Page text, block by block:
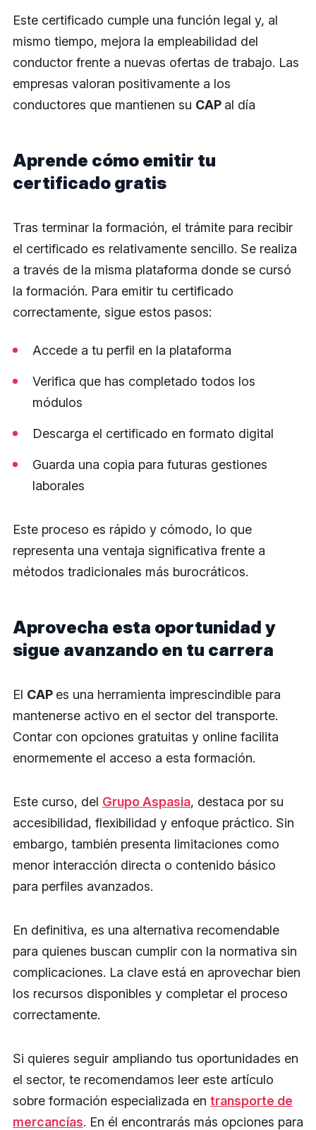
Este certificado cumple una función legal y, al
mismo tiempo, mejora la empleabilidad del
conductor frente a nuevas ofertas de trabajo. Las
empresas valoran positivamente a los
conductores que mantienen su CAP al día
Aprende cómo emitir tu
certificado gratis
Tras terminar la formación, el trámite para recibir
el certificado es relativamente sencillo. Se realiza
a través de la misma plataforma donde se cursó
la formación. Para emitir tu certificado
correctamente, sigue estos pasos:
Accede a tu perfil en la plataforma
Verifica que has completado todos los
módulos
Descarga el certificado en formato digital
Guarda una copia para futuras gestiones
laborales
Este proceso es rápido y cómodo, lo que
representa una ventaja significativa frente a
métodos tradicionales más burocráticos.
Aprovecha esta oportunidad y
sigue avanzando en tu carrera
El CAP es una herramienta imprescindible para
mantenerse activo en el sector del transporte.
Contar con opciones gratuitas y online facilita
enormemente el acceso a esta formación.
Este curso, del Grupo Aspasia, destaca por su
accesibilidad, flexibilidad y enfoque práctico. Sin
embargo, también presenta limitaciones como
menor interacción directa o contenido básico
para perfiles avanzados.
En definitiva, es una alternativa recomendable
para quienes buscan cumplir con la normativa sin
complicaciones. La clave está en aprovechar bien
los recursos disponibles y completar el proceso
correctamente.
Si quieres seguir ampliando tus oportunidades en
el sector, te recomendamos leer este artículo
sobre formación especializada en transporte de
mercancías. En él encontrarás más opciones para